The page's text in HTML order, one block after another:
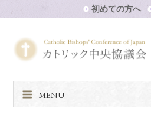
初めての方へ
MENU